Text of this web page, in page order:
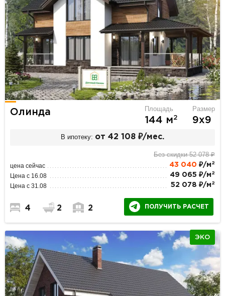
Олинда Площадь
144 м2
Размер
9х9
В ипотеку: от 42 108 ₽/мес.
Без скидки 52 078 ₽
цена сейчас 43 040 ₽/м 2
Цена с 16.08 49 065 ₽/м 2
Цена с 31.08 52 078 ₽/м 2
4 2 2 ПОЛУЧИТЬ РАСЧЕТ
ЭКО